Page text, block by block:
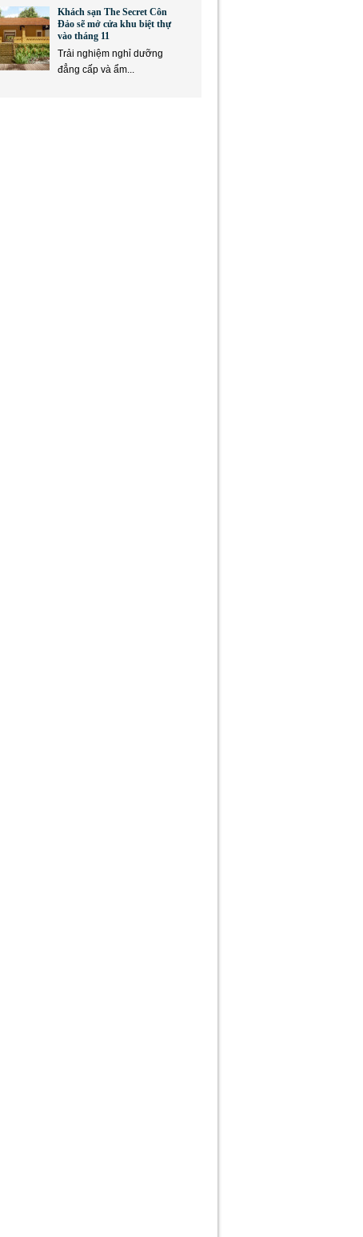
Khách sạn The Secret Côn
Đảo sẽ mở cửa khu biệt thự
vào tháng 11
Trải nghiệm nghỉ dưỡng
đẳng cấp và ẩm...